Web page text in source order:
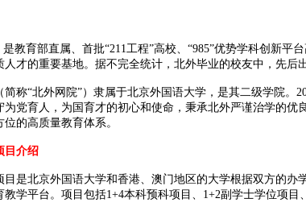
育部直属、首批“211工程”高校、“985”优势学科创新平
才的重要基地。据不完全统计，北外毕业的校友中，先后
“北外网院”）隶属于北京外国语大学，是其二级学院。
党育人，为国育才的初心和使命，秉承北外严谨治学的
的高质量教育体系。
目介绍
北京外国语大学和香港、澳门地区的大学根据双方的办
学平台。项目包括1+4本科预科项目、1+2副学士学位项目